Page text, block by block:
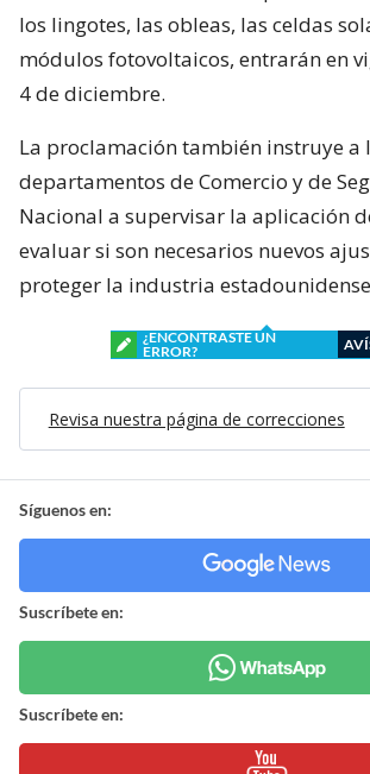
los lingotes, las obleas, las celdas
módulos fotovoltaicos, entrarán en
4 de diciembre.
La proclamación también instruye a
departamentos de Comercio y de
Nacional a supervisar la aplicación
evaluar si son necesarios nuevos
proteger la industria
¿ENCONTRASTE UN
ERROR?
Revisa nuestra página de correcciones
Síguenos en:
Suscríbete en:
Suscríbete en: